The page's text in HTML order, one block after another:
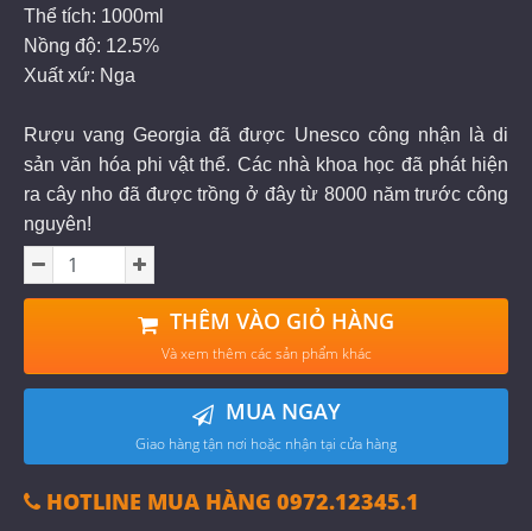
Thể tích: 1000ml
Nồng độ: 12.5%
Xuất xứ: Nga
Rượu vang Georgia đã được Unesco công nhận là di
sản văn hóa phi vật thể. Các nhà khoa học đã phát hiện
ra cây nho đã được trồng ở đây từ 8000 năm trước công
nguyên!
THÊM VÀO GIỎ HÀNG
Và xem thêm các sản phẩm khác
MUA NGAY
Giao hàng tận nơi hoặc nhận tại cửa hàng
HOTLINE MUA HÀNG 0972.12345.1